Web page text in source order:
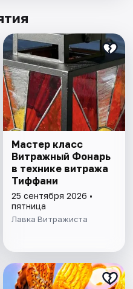
Мастер класс
Витражный Фонарь
в технике витража
Тиффани
25 сентября 2026 •
пятница
Лавка Витражиста